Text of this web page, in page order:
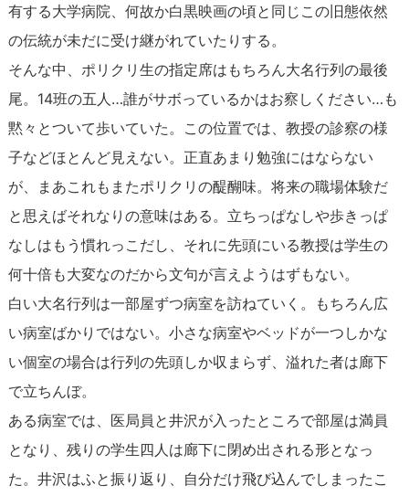
有する大学病院、何故か白黒映画の頃と同じこの旧態依然
の伝統が未だに受け継がれていたりする。
そんな中、ポリクリ生の指定席はもちろん大名行列の最後
尾。14班の五人…誰がサボっているかはお察しください…も
黙々とついて歩いていた。この位置では、教授の診察の様
子などほとんど見えない。正直あまり勉強にはならない
が、まあこれもまたポリクリの醍醐味。将来の職場体験だ
と思えばそれなりの意味はある。立ちっぱなしや歩きっぱ
なしはもう慣れっこだし、それに先頭にいる教授は学生の
何十倍も大変なのだから文句が言えようはずもない。
白い大名行列は一部屋ずつ病室を訪ねていく。もちろん広
い病室ばかりではない。小さな病室やベッドが一つしかな
い個室の場合は行列の先頭しか収まらず、溢れた者は廊下
で立ちんぼ。
ある病室では、医局員と井沢が入ったところで部屋は満員
となり、残りの学生四人は廊下に閉め出される形となっ
た。井沢はふと振り返り、自分だけ飛び込んでしまったこ